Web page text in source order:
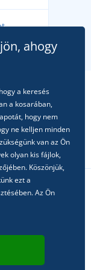
ahogy
a keresés
a kosarában,
hogy nem
ne kelljen minden
van az Ön
olyan kis fájlok,
Köszönjük,
ezt a
Az Ön